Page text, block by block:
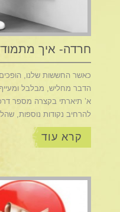
חרדה- איך
כאשר החששות שלנו,
הדבר מחליש, מבלבל
א’ תיארתי בקצרה מספר
להרחיב נקודות נוספות,
קרא עוד